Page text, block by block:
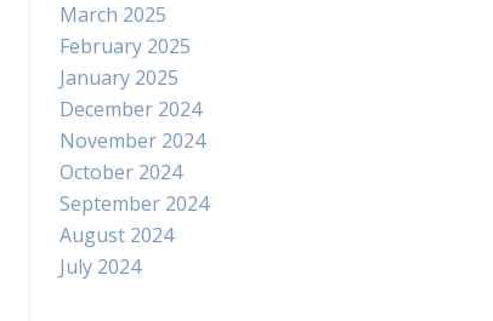
March 2025
February 2025
January 2025
December 2024
November 2024
October 2024
September 2024
August 2024
July 2024